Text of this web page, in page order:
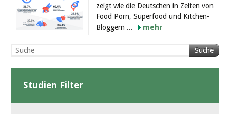
zeigt wie die Deutschen in Zeiten von
Food Porn, Superfood und Kitchen-
Bloggern ...
mehr
Suche
Studien Filter